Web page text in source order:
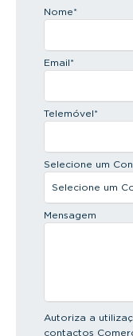
Nome*
Email*
Telemóvel*
Selecione um
Mensagem
Autoriza a
contactos